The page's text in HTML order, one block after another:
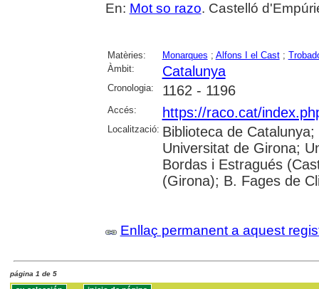
En: Mot so razo. Castelló
Matèries: Monarques ; Alfons I el Cast;
Àmbit:
Catalunya
Cronologia: 1162 - 1196
Accés: https://raco.cat/
Localització: Biblioteca de
Universitat de Girona;
Bordas i Estragués
(Girona); B. Fages de
Enllaç permanent a aquest
página 1 de 5